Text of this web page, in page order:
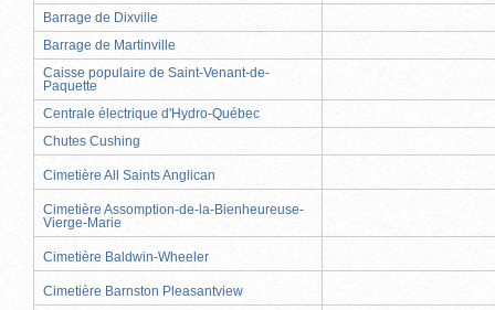
Barrage de Dixville
Barrage de Martinville
Caisse populaire de Saint-Venant-de-
Paquette
Centrale électrique d'Hydro-Québec
Chutes Cushing
Cimetière All Saints Anglican
Cimetière Assomption-de-la-Bienheureuse-
Vierge-Marie
Cimetière Baldwin-Wheeler
Cimetière Barnston Pleasantview